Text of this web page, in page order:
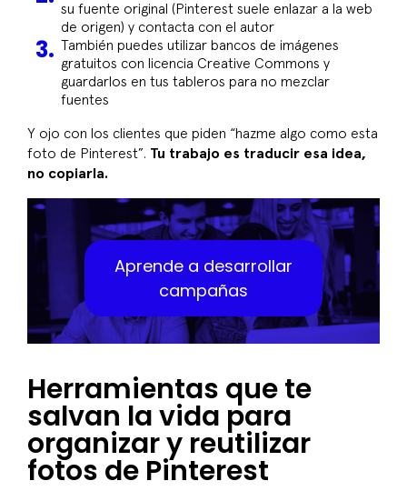
su fuente original (Pinterest suele enlazar a la web
de origen) y contacta con el autor
También puedes utilizar bancos de imágenes
gratuitos con licencia Creative Commons y
guardarlos en tus tableros para no mezclar
fuentes
Y ojo con los clientes que piden “hazme algo como esta
foto de Pinterest”. Tu trabajo es traducir esa idea,
no copiarla.
Aprende a desarrollar
campañas
Herramientas que te
salvan la vida para
organizar y reutilizar
fotos de Pinterest